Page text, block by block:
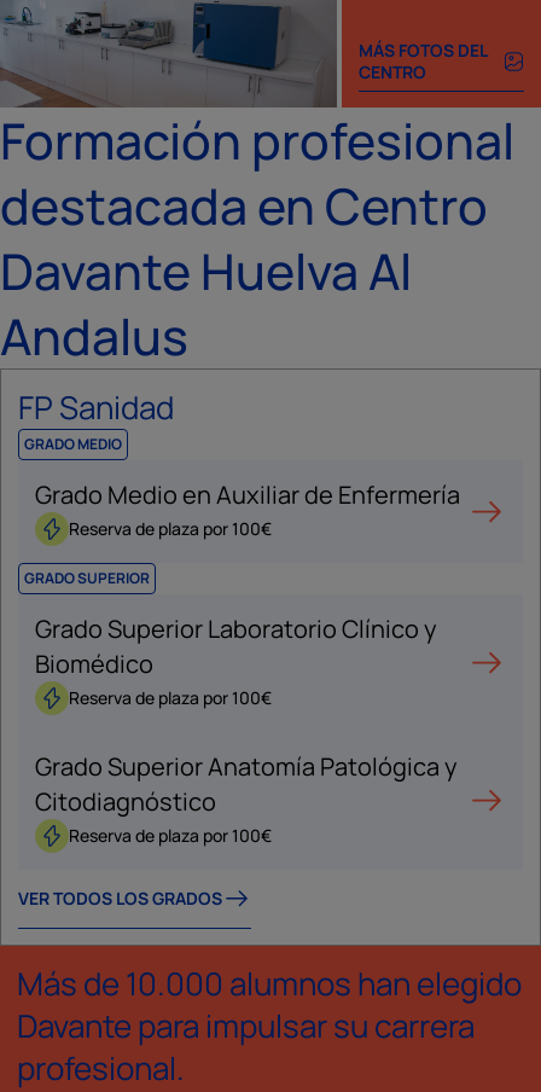
MÁS FOTOS DEL
CENTRO
Formación profesional
destacada en Centro
Davante Huelva Al
Andalus
FP Sanidad
GRADO MEDIO
Grado Medio en Auxiliar de Enfermería
Reserva de plaza por 100€
GRADO SUPERIOR
Grado Superior Laboratorio Clínico y
Biomédico
Reserva de plaza por 100€
Grado Superior Anatomía Patológica y
Citodiagnóstico
Reserva de plaza por 100€
VER TODOS LOS GRADOS
Más de 10.000 alumnos han elegido
Davante para impulsar su carrera
profesional.